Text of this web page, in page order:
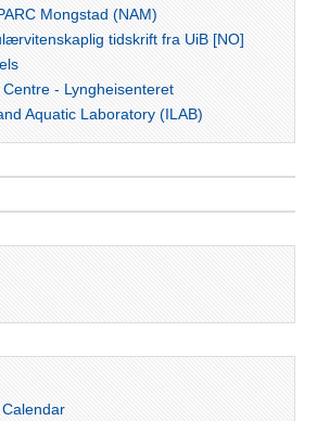
Mongstad (NAM)
tidskrift fra UiB [NO]
- Lyngheisenteret
Aquatic Laboratory (ILAB)